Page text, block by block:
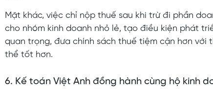
Mặt khác, việc chỉ nộp thuế sau khi trừ đi phần
cho nhóm kinh doanh nhỏ lẻ, tạo điều kiện phát
quan trọng, đưa chính sách thuế tiệm cận hơn
thể tốt hơn.
6. Kế toán Việt Anh đồng hành cùng hộ kinh